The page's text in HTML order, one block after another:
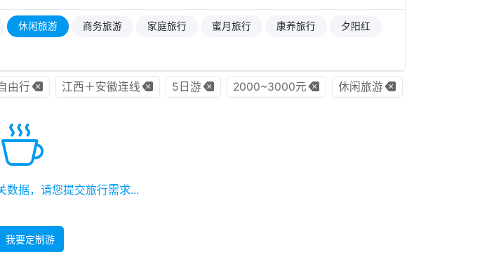
休闲旅游 商务旅游 家庭旅行 蜜月旅行 康养旅行 夕阳红
由行 江西＋安徽连线 5日游 2000~3000元 休闲旅游
数据，请您提交旅行需求...
我要定制游